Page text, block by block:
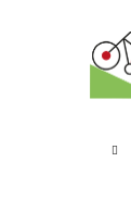
Zpět
Zpět